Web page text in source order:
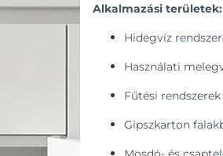
Alkalmazási területek:
Hidegvíz
Használati
Fűtési rendszerek
Gipszkarton